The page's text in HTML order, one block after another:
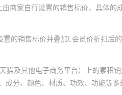
商家自行设置的销售标价，具体的
的销售标价并叠加L会员价折扣后的
猫及其他电子商务平台）上的累积销
成分、颜色、材质、功效、功能等